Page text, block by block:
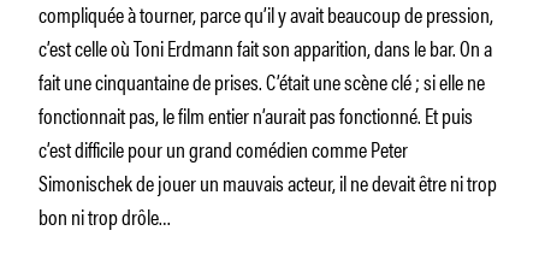
compliquée à tourner, parce qu’il y avait beaucoup de pression,
c’est celle où Toni Erdmann fait son apparition, dans le bar. On a
fait une cinquantaine de prises. C’était une scène clé ; si elle ne
fonctionnait pas, le film entier n’aurait pas fonctionné. Et puis
c’est difficile pour un grand comédien comme Peter
Simonischek de jouer un mauvais acteur, il ne devait être ni trop
bon ni trop drôle…